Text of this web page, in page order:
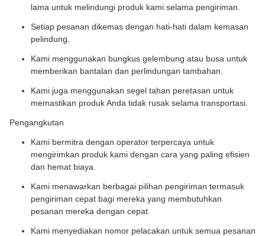
lama untuk melindungi produk kami selama pengiriman.
Setiap pesanan dikemas dengan hati-hati dalam kemasan
pelindung.
Kami menggunakan bungkus gelembung atau busa untuk
memberikan bantalan dan perlindungan tambahan.
Kami juga menggunakan segel tahan peretasan untuk
memastikan produk Anda tidak rusak selama transportasi.
Pengangkutan
Kami bermitra dengan operator terpercaya untuk
mengirimkan produk kami dengan cara yang paling efisien
dan hemat biaya.
Kami menawarkan berbagai pilihan pengiriman termasuk
pengiriman cepat bagi mereka yang membutuhkan
pesanan mereka dengan cepat.
Kami menyediakan nomor pelacakan untuk semua pesanan